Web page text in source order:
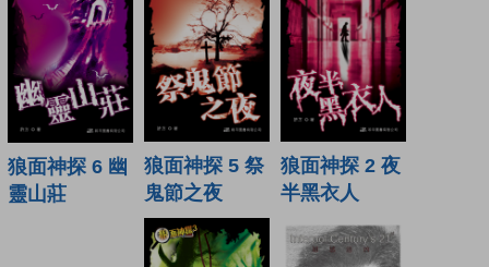
狼面神探 6 幽
靈山莊
狼面神探 5 祭
鬼節之夜
狼面神探 2 夜
半黑衣人